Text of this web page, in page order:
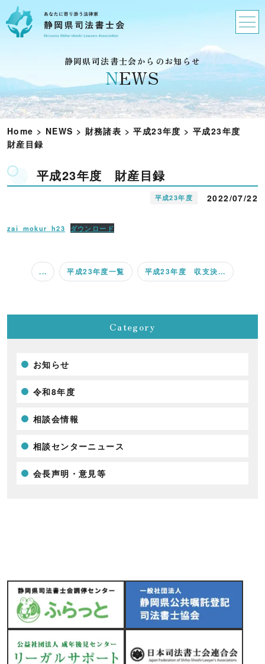
静岡県司法書士会からのお知らせ
NEWS
Home > NEWS > 財務諸表 >平成23年度 >平成23年度
財産目録
平成23年度 財産目録
平成23年度 2022/07/22
zai_mokur_h23 ダウンロード
... 平成23年度一覧 平成23年度 収支決...
Category
お知らせ
令和8年度
相談会情報
相談センターニュース
会長声明・意見等